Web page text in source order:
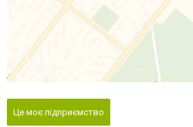
Це моє підприємство